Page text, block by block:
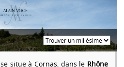
se situe à Cornas, dans le Rhône